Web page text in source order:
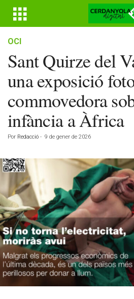
OCI
Sant Quirze del
una exposició
commovedora
infància a Àfrica
Por Redacció - 9 de gener de 2026